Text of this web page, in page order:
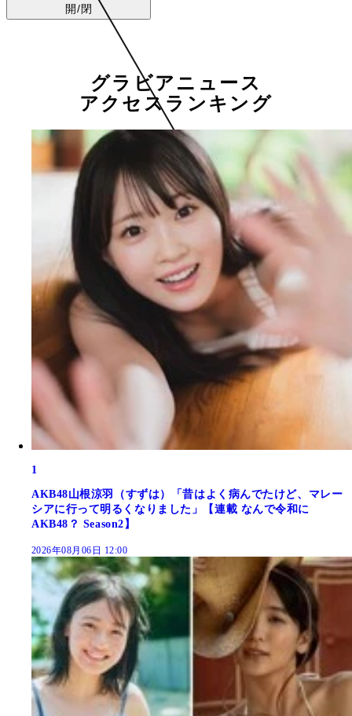
開/閉
グラビアニュース
アクセスランキング
1
AKB48山根涼羽（すずは）「昔はよく病んでたけど、マレー
シアに行って明るくなりました」【連載 なんで令和に
AKB48？ Season2】
2026年08月06日 12:00